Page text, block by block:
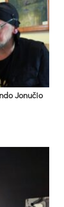
Jo­nu­čio